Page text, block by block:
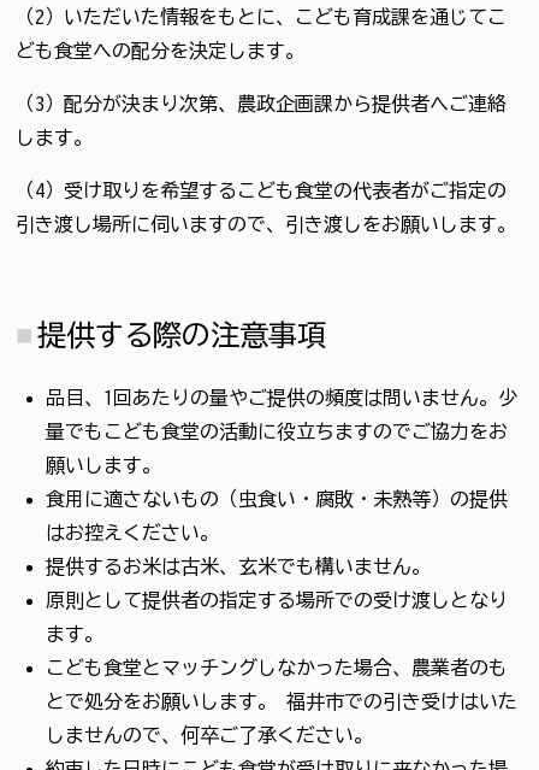
（2）いただいた情報をもとに、こども育成課を通じてこ
ども食堂への配分を決定します。
（3）配分が決まり次第、農政企画課から提供者へご連絡
します。
（4）受け取りを希望するこども食堂の代表者がご指定の
引き渡し場所に伺いますので、引き渡しをお願いします。
提供する際の注意事項
品目、1回あたりの量やご提供の頻度は問いません。少
量でもこども食堂の活動に役立ちますのでご協力をお
願いします。
食用に適さないもの（虫食い・腐敗・未熟等）の提供
はお控えください。
提供するお米は古米、玄米でも構いません。
原則として提供者の指定する場所での受け渡しとなり
ます。
こども食堂とマッチングしなかった場合、農業者のも
とで処分をお願いします。 福井市での引き受けはいた
しませんので、何卒ご了承ください。